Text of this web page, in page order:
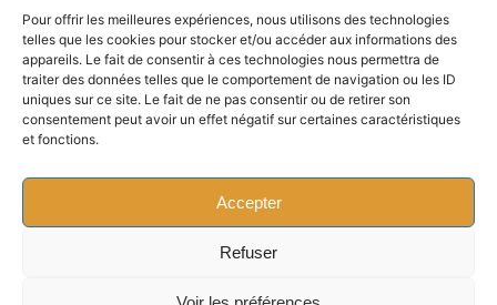
Pour offrir les meilleures expériences, nous utilisons des technologies
telles que les cookies pour stocker et/ou accéder aux informations des
appareils. Le fait de consentir à ces technologies nous permettra de
traiter des données telles que le comportement de navigation ou les ID
uniques sur ce site. Le fait de ne pas consentir ou de retirer son
consentement peut avoir un effet négatif sur certaines caractéristiques
et fonctions.
Accepter
Refuser
Email: contact@pro-anim.com
73 Grande rue de Saint Clair
69300 Caluire